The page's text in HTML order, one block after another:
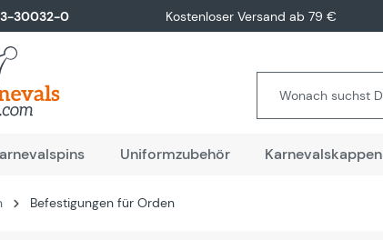
springen
30032-0 Kostenloser Versand ab 79 €
Uniformzubehör Karnevalskappen
Befestigungen für Orden